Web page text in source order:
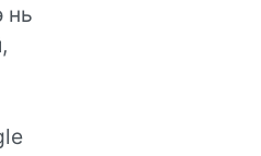
нь